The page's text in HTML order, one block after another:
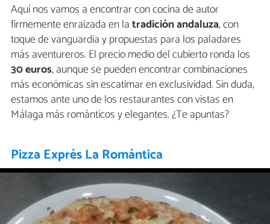
Aquí nos vamos a encontrar con cocina de autor
firmemente enraizada en latradición andaluza, con
toque de vanguardia y propuestas para los paladares
más aventureros. El precio medio del cubierto ronda los
30 euros, aunque se pueden encontrar combinaciones
más económicas sin escatimar en exclusividad. Sin duda,
estamos ante uno de los restaurantes con vistas en
Málaga más románticos y elegantes. ¿Te apuntas?
Pizza Exprés La Romántica